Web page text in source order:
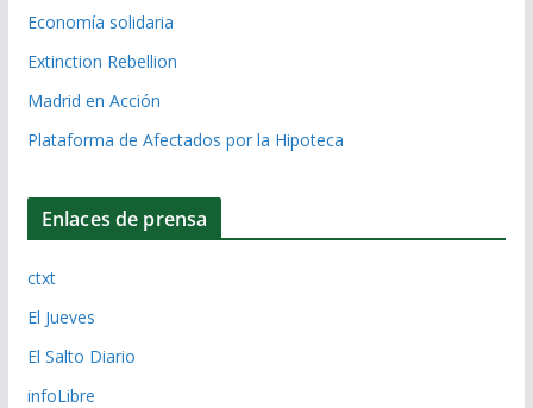
Economía solidaria
Extinction Rebellion
Madrid en Acción
Plataforma de Afectados por la Hipoteca
Enlaces de prensa
ctxt
El Jueves
El Salto Diario
infoLibre